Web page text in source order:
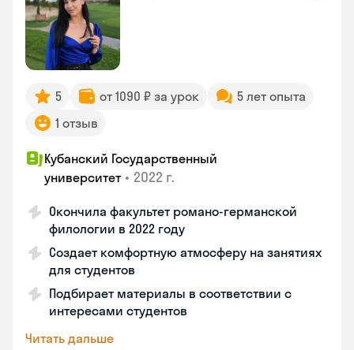
5 от 1090 ₽ за урок
5 лет опыта
1 отзыв
Кубанский Государственный
университет • 2022 г.
Окончила факультет романо-германской
филологии в 2022 году
Создает комфортную атмосферу на занятиях
для студентов
Подбирает материалы в соответствии с
интересами студентов
Читать дальше